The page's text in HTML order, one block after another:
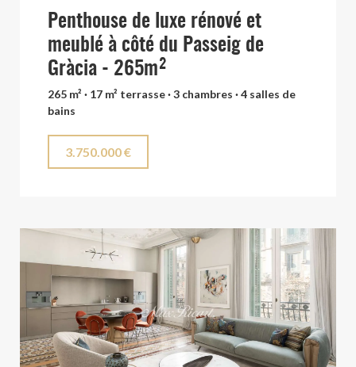
Penthouse de luxe rénové et
meublé à côté du Passeig de
Gràcia - 265m²
265 m² · 17 m² terrasse · 3 chambres · 4 salles de
bains
3.750.000 €